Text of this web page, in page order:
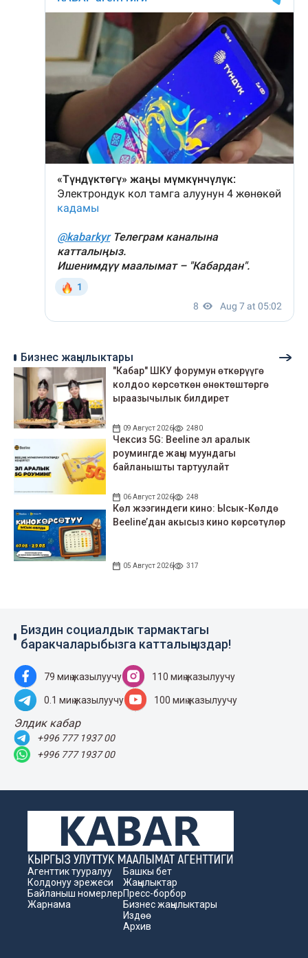
Бизнес жаңылыктары
"Кабар" ШКУ форумун өткөрүүгө
колдоо көрсөткөн өнөктөштөргө
ыраазычылык билдирет
09 Август 2026 2480
Чексиз 5G: Beeline эл аралык
роумингде жаңы муундагы
байланышты тартуулайт
06 Август 2026 248
Көл жээгиндеги кино: Ысык-Көлдө
Beeline’дан акысыз кино көрсөтүлөр
05 Август 2026 317
Биздин социалдык тармактагы
баракчаларыбызга катталыңыздар!
79 миң жазылуучу 110 миң жазылуучу
0.1 миң жазылуучу 100 миң жазылуучу
Элдик кабар
+996 777 1937 00
+996 777 1937 00
Агенттик тууралуу
Колдонуу эрежеси
Байланыш номерлер
Жарнама
Башкы бет
Жаңылыктар
Пресс-борбор
Бизнес жаңылыктары
Издөө
Архив